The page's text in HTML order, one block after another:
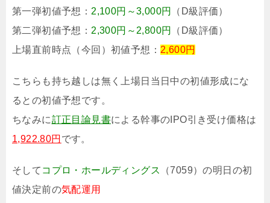
第一弾初値予想： 2,100円～3,000円
（D級評価）
第二弾初値予想： 2,300円～2,800円
（D級評価）
上場直前時点（今回）初値予想： 2,600円
こちらも持ち越しは無く上場日当日中の初値形成にな
るとの初値予想です。
ちなみに訂正目論見書による幹事のIPO引き受け価格は
1,922.80円 です。
そして コプロ・ホールディングス
（7059）の明日の初
値決定前の気配運用